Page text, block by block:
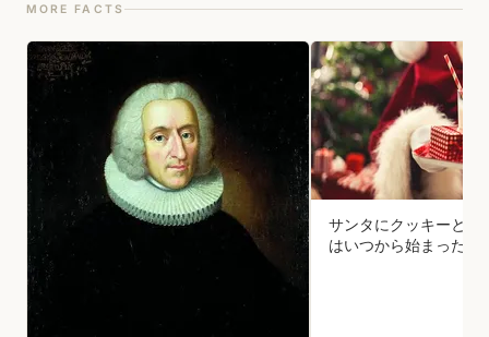
MORE FACTS
サンタにクッキーとミ
はいつから始まったの